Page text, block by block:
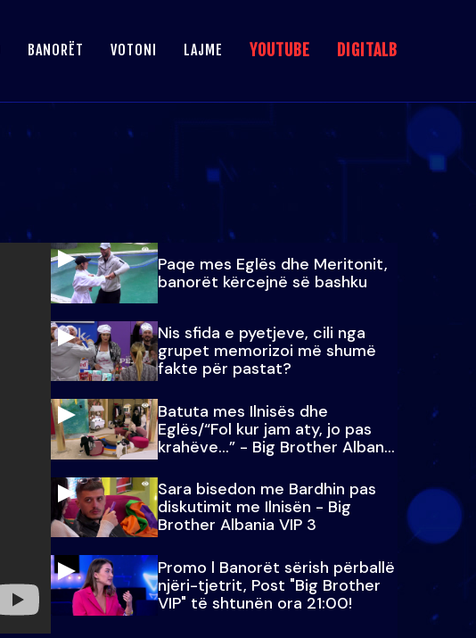
BANORËT VOTONI LAJME YOUTUBE DIGITALB
Paqe mes Eglës dhe Meritonit,
banorët kërcejnë së bashku
Nis sfida e pyetjeve, cili nga
grupet memorizoi më shumë
fakte për pastat?
Batuta mes Ilnisës dhe
Eglës/“Fol kur jam aty, jo pas
krahëve…” - Big Brother Albania
VIP 3
Sara bisedon me Bardhin pas
diskutimit me Ilnisën - Big
Brother Albania VIP 3
Promo l Banorët sërish përballë
njëri-tjetrit, Post "Big Brother
VIP" të shtunën ora 21:00!